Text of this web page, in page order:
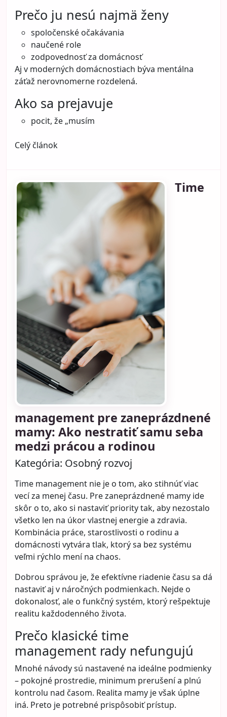
Prečo ju nesú najmä ženy
spoločenské očakávania
naučené role
zodpovednosť za domácnosť
Aj v moderných domácnostiach býva mentálna
záťaž nerovnomerne rozdelená.
Ako sa prejavuje
pocit, že „musím
Celý článok
Time
management pre zaneprázdnené
mamy: Ako nestratiť samu seba
medzi prácou a rodinou
Kategória: Osobný rozvoj
Time management nie je o tom, ako stihnúť viac
vecí za menej času. Pre zaneprázdnené mamy ide
skôr o to, ako si nastaviť priority tak, aby nezostalo
všetko len na úkor vlastnej energie a zdravia.
Kombinácia práce, starostlivosti o rodinu a
domácnosti vytvára tlak, ktorý sa bez systému
veľmi rýchlo mení na chaos.
Dobrou správou je, že efektívne riadenie času sa dá
nastaviť aj v náročných podmienkach. Nejde o
dokonalosť, ale o funkčný systém, ktorý rešpektuje
realitu každodenného života.
Prečo klasické time
management rady nefungujú
Mnohé návody sú nastavené na ideálne podmienky
– pokojné prostredie, minimum prerušení a plnú
kontrolu nad časom. Realita mamy je však úplne
iná. Preto je potrebné prispôsobiť prístup.